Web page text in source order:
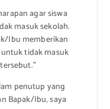
agar siswa
masuk sekolah.
Ibu memberikan
tidak masuk
penutup yang
Bapak/Ibu, saya